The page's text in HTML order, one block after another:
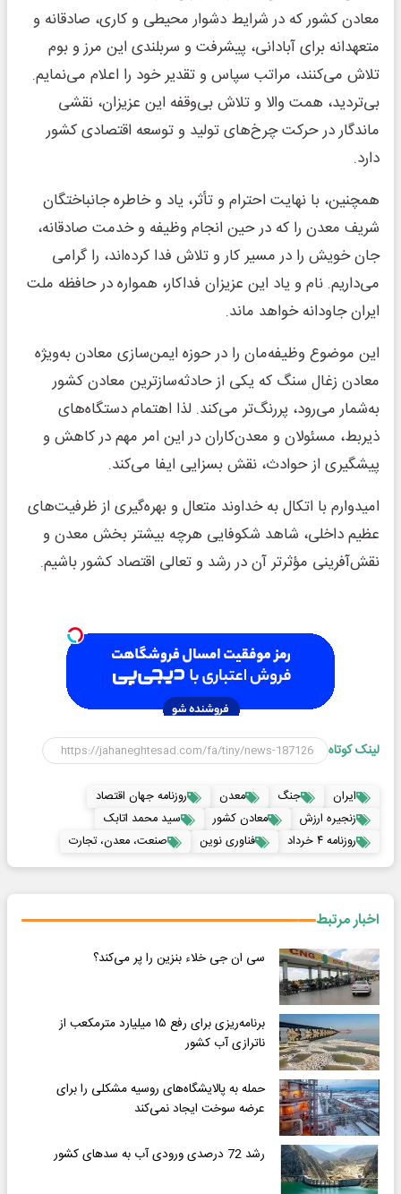
معادن کشور که در شرایط دشوار محیطی و کاری، صادقانه و
متعهدانه برای آبادانی، پیشرفت و سربلندی این مرز و بوم
تلاش می‌کنند، مراتب سپاس و تقدیر خود را اعلام می‌نمایم.
بی‌تردید، همت والا و تلاش بی‌وقفه این عزیزان، نقشی
ماندگار در حرکت چرخ‌های تولید و توسعه اقتصادی کشور
دارد.
همچنین، با نهایت احترام و تأثر، یاد و خاطره جانباختگان
شریف معدن را که در حین انجام وظیفه و خدمت صادقانه،
جان خویش را در مسیر کار و تلاش فدا کرده‌اند، را گرامی
می‌داریم. نام و یاد این عزیزان فداکار، همواره در حافظه ملت
ایران جاودانه خواهد ماند.
این موضوع وظیفه‌مان را در حوزه ایمن‌سازی معادن به‌ویژه
معادن زغال سنگ که یکی از حادثه‌سازترین معادن کشور
به‌شمار می‌رود، پررنگ‌تر می‌کند. لذا اهتمام دستگاه‌های
ذیربط، مسئولان و معدن‌کاران در این امر مهم در کاهش و
پیشگیری از حوادث، نقش بسزایی ایفا می‌کند.
امیدوارم با اتکال به خداوند متعال و بهره‌گیری از ظرفیت‌های
عظیم داخلی، شاهد شکوفایی هرچه بیشتر بخش معدن و
نقش‌آفرینی مؤثرتر آن در رشد و تعالی اقتصاد کشور باشیم.
لینک کوتاه
ایران جنگ معدن
روزنامه جهان اقتصاد
زنجیره ارزش
معادن کشور
سید محمد اتابک
روزنامه ۴ خرداد
فناوری نوین صنعت، معدن، تجارت
اخبار مرتبط
سی ان جی خلاء بنزین را پر می‌کند؟
برنامه‌ریزی برای رفع ۱۵ میلیارد مترمکعب از
ناترازی آب کشور
حمله به پالایشگاه‌های روسیه مشکلی را برای
عرضه سوخت ایجاد نمی‌کند
رشد 72 درصدی ورودی آب به سدهای کشور